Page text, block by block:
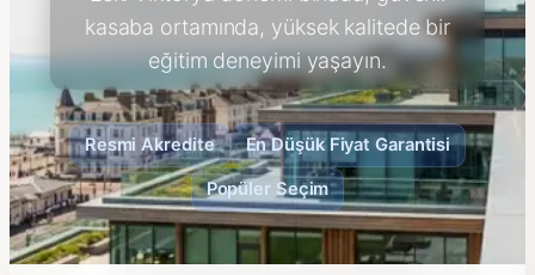
kasaba ortamında, yüksek kalitede bir
eğitim deneyimi yaşayın.
Resmi Akredite En Düşük Fiyat Garantisi
Popüler Seçim